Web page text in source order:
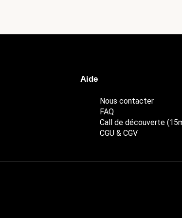
Aide
Nous contacter
FAQ
Call de découverte
CGU & CGV